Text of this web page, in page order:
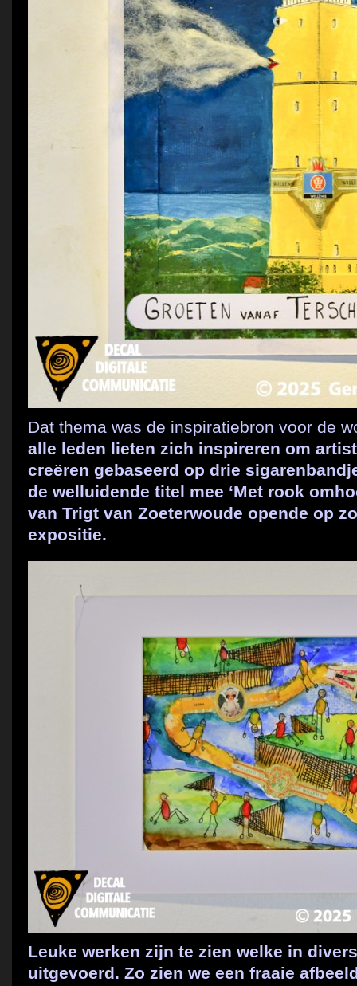
Dat thema was de inspiratiebron voor de
alle leden lieten zich inspireren om
creëren gebaseerd op drie
de welluidende titel mee ‘Met rook
van Trigt van Zoeterwoude opende op
expositie.
Leuke werken zijn te zien welke in
uitgevoerd. Zo zien we een fraaie